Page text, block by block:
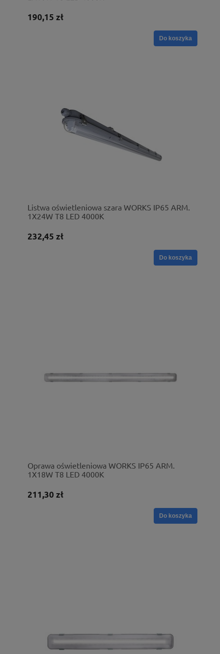
190,15 zł
Do koszyka
Listwa oświetleniowa szara WORKS IP65 ARM.
1X24W T8 LED 4000K
232,45 zł
Do koszyka
Oprawa oświetleniowa WORKS IP65 ARM.
1X18W T8 LED 4000K
211,30 zł
Do koszyka